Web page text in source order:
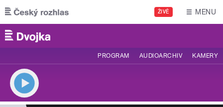
Přejít k hlavnímu obsahu
ŽIVĚ MENU
PROGRAM AUDIOARCHIV KAMERY